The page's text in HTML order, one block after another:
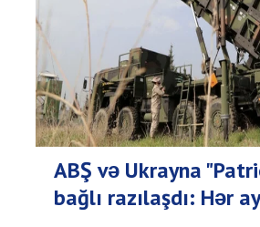
ABŞ və Ukrayna
bağlı razılaşdı: Hər